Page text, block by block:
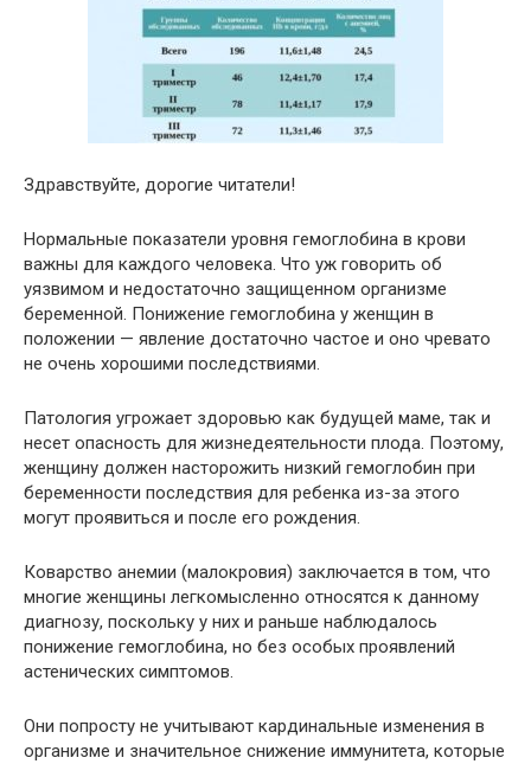
Здравствуйте, дорогие читатели!
Нормальные показатели уровня гемоглобина в крови
важны для каждого человека. Что уж говорить об
уязвимом и недостаточно защищенном организме
беременной. Понижение гемоглобина у женщин в
положении — явление достаточно частое и оно чревато
не очень хорошими последствиями.
Патология угрожает здоровью как будущей маме, так и
несет опасность для жизнедеятельности плода. Поэтому,
женщину должен насторожить низкий гемоглобин при
беременности последствия для ребенка из-за этого
могут проявиться и после его рождения.
Коварство анемии (малокровия) заключается в том, что
многие женщины легкомысленно относятся к данному
диагнозу, поскольку у них и раньше наблюдалось
понижение гемоглобина, но без особых проявлений
астенических симптомов.
Они попросту не учитывают кардинальные изменения в
организме и значительное снижение иммунитета, которые